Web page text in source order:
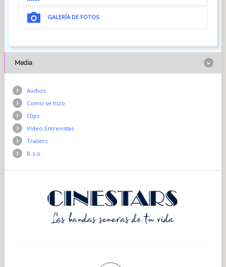
GALERÍA DE FOTOS
Media
Audios
Como se hizo
Clips
Vídeo Entrevistas
Trailers
B.s.o.